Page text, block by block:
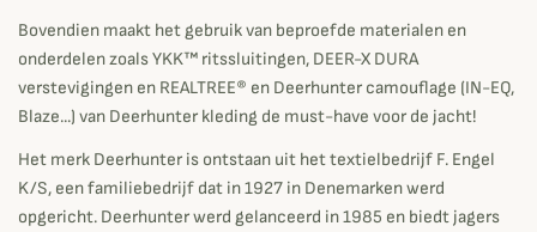
Bovendien maakt het gebruik van beproefde materialen en
onderdelen zoals YKK™ ritssluitingen, DEER-X DURA
verstevigingen en REALTREE® en Deerhunter camouflage (IN-EQ,
Blaze...) van Deerhunter kleding de must-have voor de jacht!
Het merk Deerhunter is ontstaan uit het textielbedrijf F. Engel
K/S, een familiebedrijf dat in 1927 in Denemarken werd
opgericht. Deerhunter werd gelanceerd in 1985 en biedt jagers